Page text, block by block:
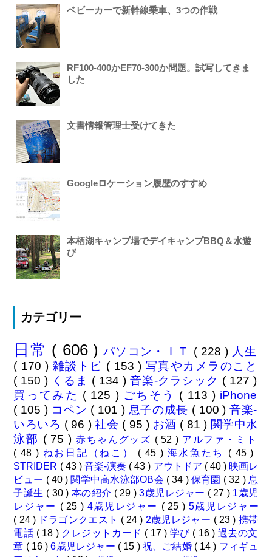
ベビーカーで新幹線乗車、3つの作戦
RF100-400かEF70-300か問題。試写してきま
した
文書情報管理士受けてきた
Googleロケーション履歴のすすめ
本栖湖キャンプ場でデイキャンプBBQ＆水遊
び
カテゴリー
日常 ( 606 )パソコン・ＩＴ ( 228 ) 人生
( 170 ) 雑談トピ ( 153 ) 写真やカメラのこと
( 150 ) くるま ( 134 ) 音楽-クラシック ( 127 )
買ってみた ( 125 ) ごちそう ( 113 ) iPhone
( 105 ) コペン ( 101 ) 息子の成長 ( 100 )音楽-
いろいろ ( 96 )社会 ( 95 ) お酒 ( 81 ) 関学中水
泳部 ( 75 ) 赤ちゃんグッズ ( 52 ) アルファ・ミト
( 48 ) ねお日記（ねこ） ( 45 ) 海水魚たち ( 45 )
STRIDER ( 43 ) 音楽-演奏 ( 43 ) アウトドア ( 40 ) 映画レ
ビュー ( 40 ) 関学中高水泳部OB会 ( 34 ) 保育園 ( 32 ) 息
子誕生 ( 30 ) 本の紹介 ( 29 )3歳児レジャー ( 27 ) 1歳児
レジャー ( 25 ) 4歳児レジャー ( 25 ) 5歳児レジャー
( 24 ) ドラゴンクエスト ( 24 ) 2歳児レジャー ( 23 ) 携帯
電話 ( 18 ) クレジットカード ( 17 ) 学び ( 16 ) 過去の文
章 ( 16 )6歳児レジャー ( 15 ) 祝、ご結婚 ( 14 ) フィギュ